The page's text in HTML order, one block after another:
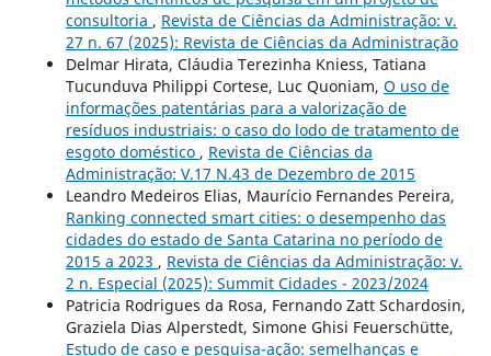
consultoria , Revista de Ciências da Administração: v.
27 n. 67 (2025): Revista de Ciências da Administração
Delmar Hirata, Cláudia Terezinha Kniess, Tatiana
Tucunduva Philippi Cortese, Luc Quoniam, O uso de
informações patentárias para a valorização de
resíduos industriais: o caso do lodo de tratamento de
esgoto doméstico , Revista de Ciências da
Administração: V.17 N.43 de Dezembro de 2015
Leandro Medeiros Elias, Maurício Fernandes Pereira,
Ranking connected smart cities: o desempenho das
cidades do estado de Santa Catarina no período de
2015 a 2023 , Revista de Ciências da Administração: v.
2 n. Especial (2025): Summit Cidades - 2023/2024
Patricia Rodrigues da Rosa, Fernando Zatt Schardosin,
Graziela Dias Alperstedt, Simone Ghisi Feuerschütte,
Estudo de caso e pesquisa-ação: semelhanças e